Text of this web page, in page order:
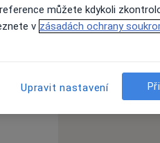
a v
můžete kdykoli
v zásadách ochrany
Upravit nastavení